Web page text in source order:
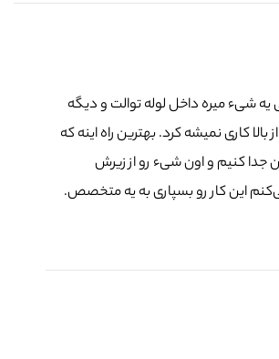
شیء میره داخل لوله توالت و دیگه
کاری نمیشه کرد. بهترین راه اینه که
جدا کنیم و اون شیء رو از زیرش
این کار رو بسپاری به یه متخصص.